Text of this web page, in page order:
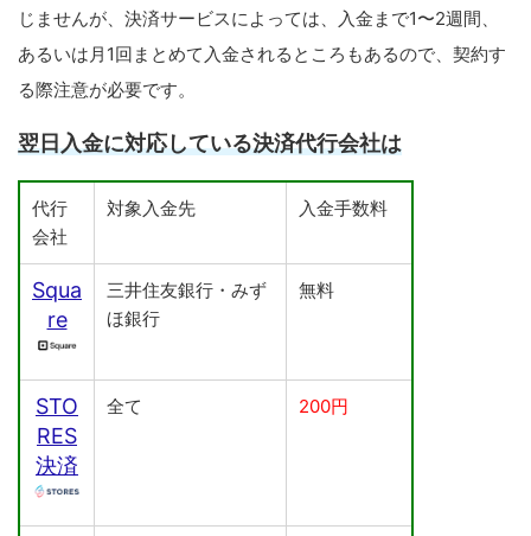
じませんが、決済サービスによっては、入金まで1〜2週間、
あるいは月1回まとめて入金されるところもあるので、契約す
る際注意が必要です。
翌日入金に対応している決済代行会社は
代行
会社
対象入金先 入金手数料
Squa
re
三井住友銀行・みず
ほ銀行
無料
STO
RES
決済
全て 200円